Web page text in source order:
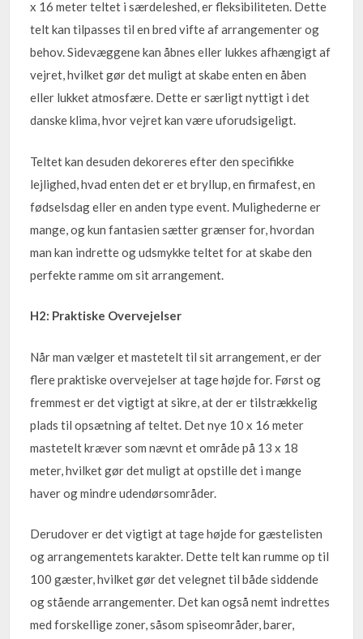
x 16 meter teltet i særdeleshed, er fleksibiliteten. Dette
telt kan tilpasses til en bred vifte af arrangementer og
behov. Sidevæggene kan åbnes eller lukkes afhængigt af
vejret, hvilket gør det muligt at skabe enten en åben
eller lukket atmosfære. Dette er særligt nyttigt i det
danske klima, hvor vejret kan være uforudsigeligt.
Teltet kan desuden dekoreres efter den specifikke
lejlighed, hvad enten det er et bryllup, en firmafest, en
fødselsdag eller en anden type event. Mulighederne er
mange, og kun fantasien sætter grænser for, hvordan
man kan indrette og udsmykke teltet for at skabe den
perfekte ramme om sit arrangement.
H2: Praktiske Overvejelser
Når man vælger et mastetelt til sit arrangement, er der
flere praktiske overvejelser at tage højde for. Først og
fremmest er det vigtigt at sikre, at der er tilstrækkelig
plads til opsætning af teltet. Det nye 10 x 16 meter
mastetelt kræver som nævnt et område på 13 x 18
meter, hvilket gør det muligt at opstille det i mange
haver og mindre udendørsområder.
Derudover er det vigtigt at tage højde for gæstelisten
og arrangementets karakter. Dette telt kan rumme op til
100 gæster, hvilket gør det velegnet til både siddende
og stående arrangementer. Det kan også nemt indrettes
med forskellige zoner, såsom spiseområder, barer,